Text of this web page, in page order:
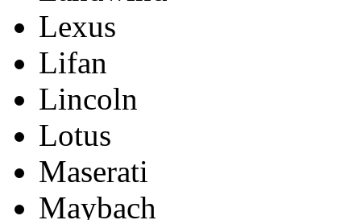
Lexus
Lifan
Lincoln
Lotus
Maserati
Maybach